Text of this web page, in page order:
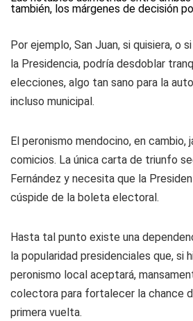
también, los márgenes de decisión
Por ejemplo, San Juan, si quisiera, o
la Presidencia, podría desdoblar
elecciones, algo tan sano para la
incluso municipal.
El peronismo mendocino, en cambio,
comicios. La única carta de triunfo
Fernández y necesita que la
cúspide de la boleta electoral.
Hasta tal punto existe una
la popularidad presidenciales que, si
peronismo local aceptará,
colectora para fortalecer la chance
primera vuelta.